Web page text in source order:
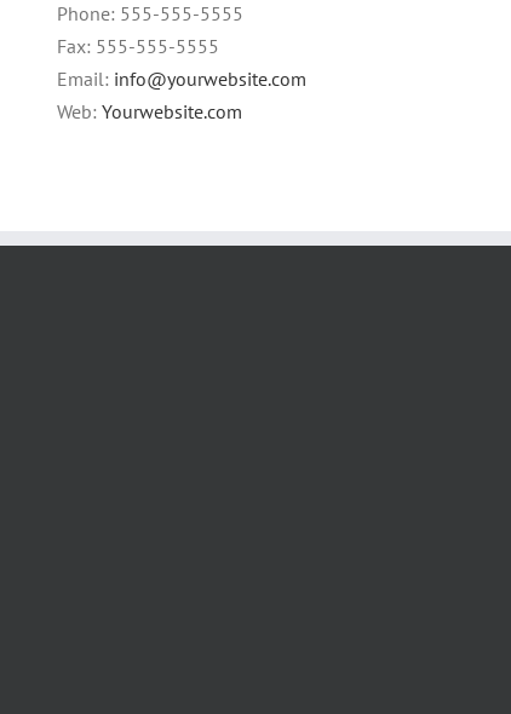
Phone: 555-555-5555
Fax: 555-555-5555
Email: info@yourwebsite.com
Web: Yourwebsite.com